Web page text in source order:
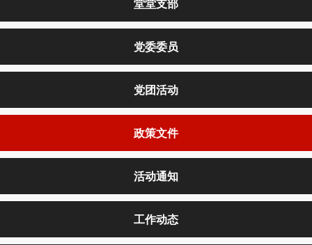
党委委员
党团活动
政策文件
活动通知
工作动态